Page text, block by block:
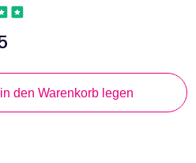
in den Warenkorb legen